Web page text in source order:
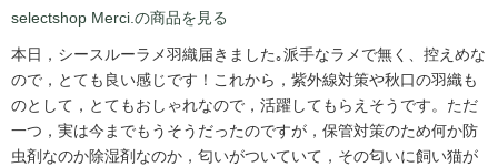
selectshop Merci.の商品を見る
本日，シースルーラメ羽織届きました｡派手なラメで無く、控えめな
ので，とても良い感じです！これから，紫外線対策や秋口の羽織も
のとして，とてもおしゃれなので，活躍してもらえそうです。ただ
一つ，実は今までもうそうだったのですが，保管対策のため何か防
虫剤なのか除湿剤なのか，匂いがついていて，その匂いに飼い猫が